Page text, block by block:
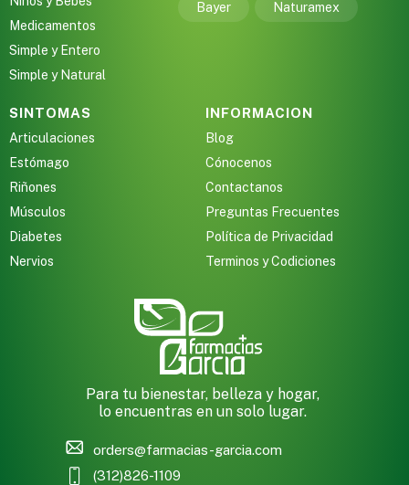
Medicamentos
Simple y Entero
Simple y Natural
Bayer Naturamex
SINTOMAS
Articulaciones
Estómago
Riñones
Músculos
Diabetes
Nervios
INFORMACION
Blog
Cónocenos
Contactanos
Preguntas Frecuentes
Política de Privacidad
Terminos y Codiciones
Para tu bienestar, belleza y hogar,
lo encuentras en un solo lugar.
orders@farmacias-garcia.com
(312)826-1109